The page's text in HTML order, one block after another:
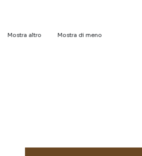
Mostra altro Mostra di meno